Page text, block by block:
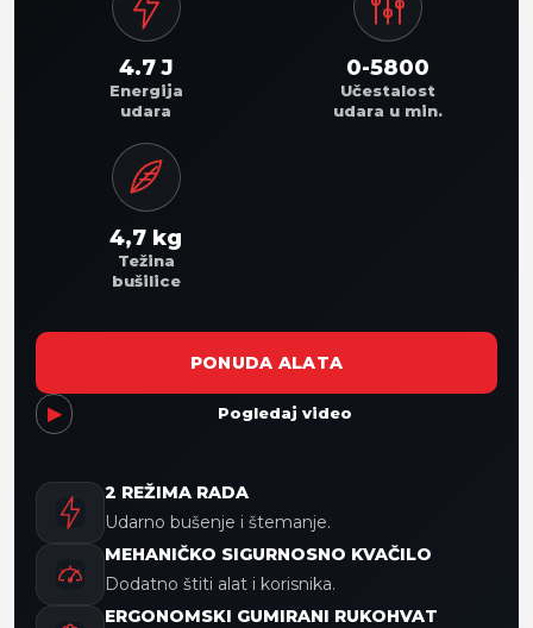
4.7 J
Energija
udara
0-5800
Učestalost
udara u min.
4,7 kg
Težina
bušilice
PONUDA ALATA
▶ Pogledaj video
2 REŽIMA RADA
Udarno bušenje i štemanje.
MEHANIČKO SIGURNOSNO KVAČILO
Dodatno štiti alat i korisnika.
ERGONOMSKI GUMIRANI RUKOHVAT